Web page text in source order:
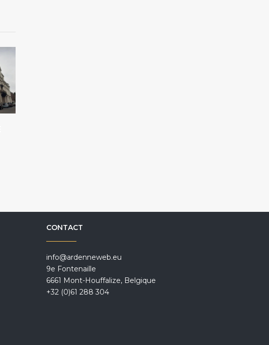
CONTACT
info@ardenneweb.eu
9e Fontenaille
6661 Mont-Houffalize, Belgique
+32 (0)61 288 304